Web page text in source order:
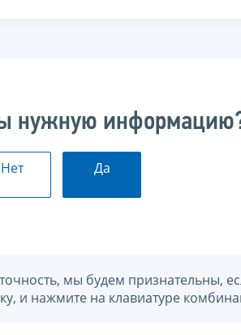
нужную
Нет Да
мы будем признательны,
и нажмите на клавиатуре